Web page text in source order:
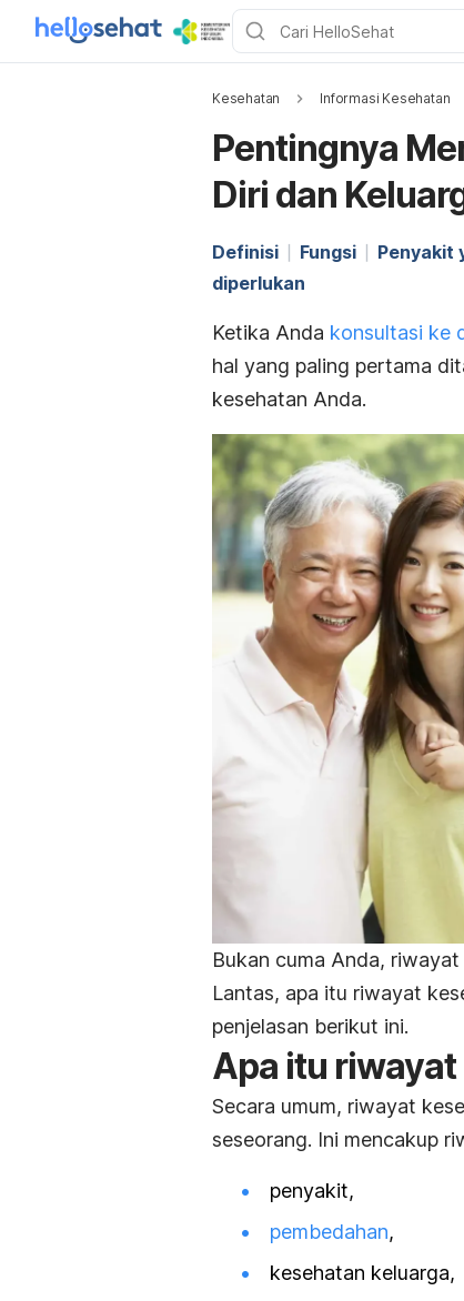
Kesehatan Informasi Kesehatan
Pentingnya
Diri dan
Definisi Fungsi Penyakit
diperlukan
Ketika Anda konsultasi ke
hal yang paling pertama
kesehatan Anda.
Bukan cuma Anda,
Lantas, apa itu riwayat
penjelasan berikut ini.
Apa itu
Secara umum, riwayat
seseorang. Ini mencakup
penyakit,
pembedahan,
kesehatan keluarga,